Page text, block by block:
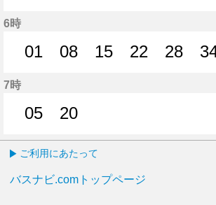
6時
01
08
15
22
28
7時
05
20
ご利用にあたって
バスナビ.comトップページ